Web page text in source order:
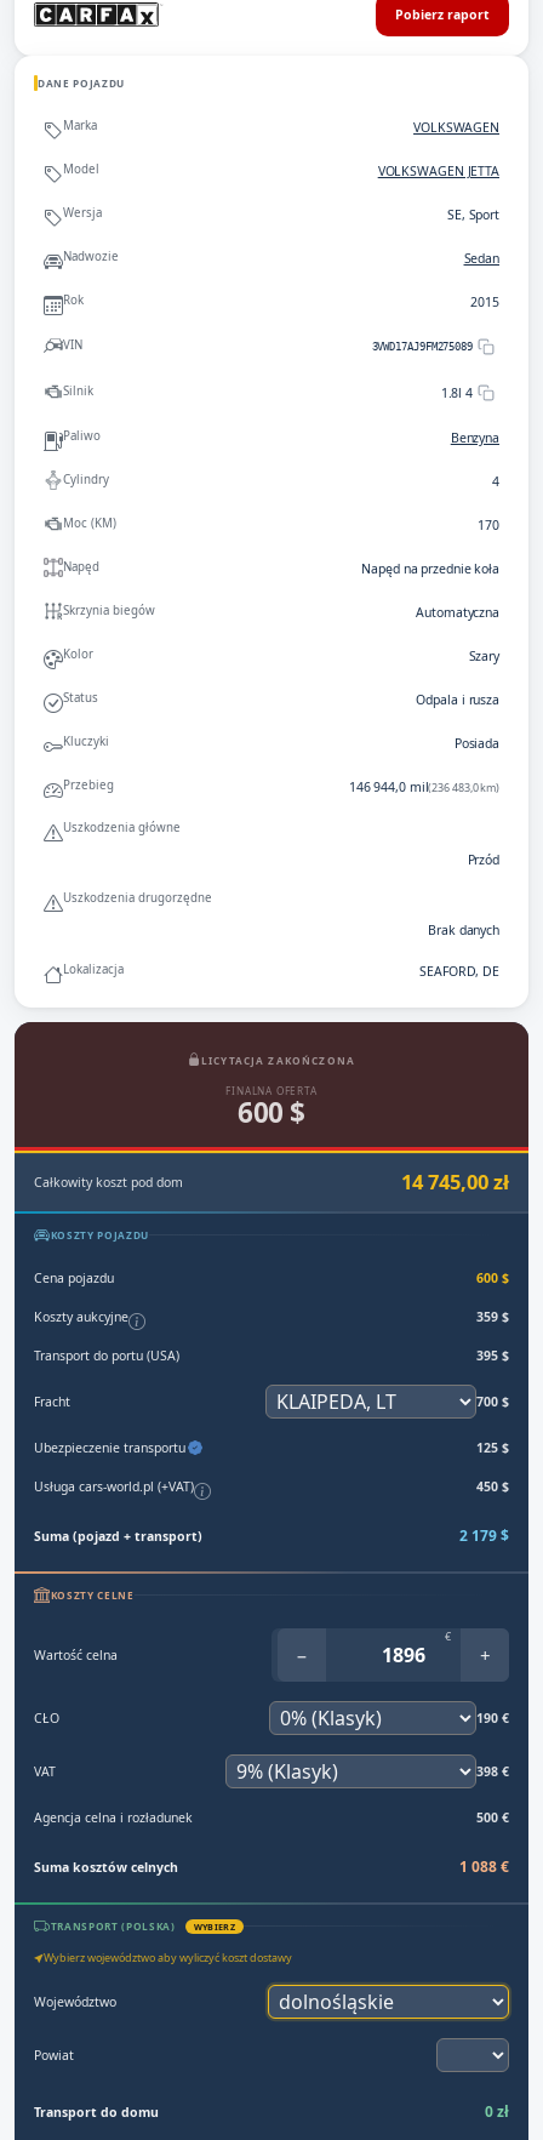
Pobierz raport
DANE POJAZDU
Marka VOLKSWAGEN
Model VOLKSWAGEN JETTA
Wersja SE, Sport
Nadwozie Sedan
Rok 2015
VIN 3VWD17AJ9FM275089
Silnik 1.8l 4
Paliwo Benzyna
Cylindry 4
Moc (KM) 170
Napęd Napęd na przednie koła
Skrzynia biegów Automatyczna
Kolor Szary
Status Odpala i rusza
Kluczyki Posiada
Przebieg 146 944,0 mil(236 483,0 km)
Uszkodzenia główne
Przód
Uszkodzenia drugorzędne
Brak danych
Lokalizacja SEAFORD, DE
LICYTACJA ZAKOŃCZONA
FINALNA OFERTA
600 $
Całkowity koszt pod dom 14 745,00 zł
KOSZTY POJAZDU
Cena pojazdu 600 $
Koszty aukcyjne 359 $
Transport do portu (USA) 395 $
Fracht 700 $
Ubezpieczenie transportu 125 $
Usługa cars-world.pl (+VAT) 450 $
Suma (pojazd + transport) 2 179 $
KOSZTY CELNE
Wartość celna −
€
+
CŁO 190 €
VAT 398 €
Agencja celna i rozładunek 500 €
Suma kosztów celnych 1 088 €
TRANSPORT (POLSKA) WYBIERZ
Wybierz województwo aby wyliczyć koszt dostawy
Województwo
Powiat
Transport do domu 0 zł